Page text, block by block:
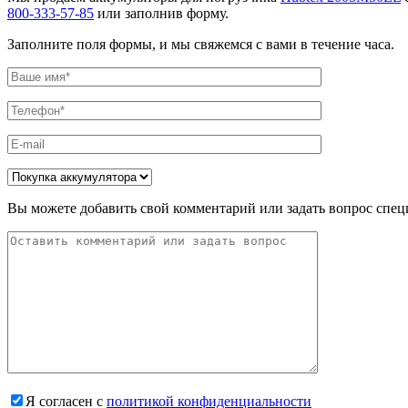
800-333-57-85 или заполнив форму.
Заполните поля формы, и мы свяжемся с вами в течение часа.
Вы можете добавить свой комментарий или задать вопрос
Я согласен с политикой конфиденциальности